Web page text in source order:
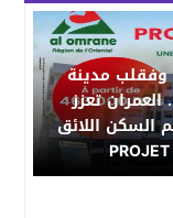
وفقلب مدينة
تعزز
السكن اللائق